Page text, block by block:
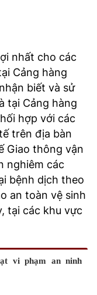
nhất cho các
Cảng hàng
biết và sử
tại Cảng hàng
hợp với các
trên địa bàn
Giao thông vận
nghiêm các
bệnh dịch theo
an toàn vệ sinh
tại các khu vực
vi phạm an ninh